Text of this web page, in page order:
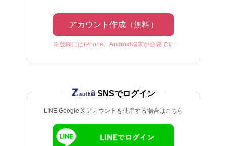
アカウント作成（無料）
※登録にはiPhone、Android端末が必要です
LINE Google X アカウントを使用する場合はこちら
SNSでログイン